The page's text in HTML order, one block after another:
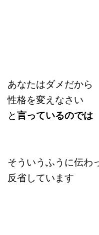
あなたはダメだから
性格を変えなさい
と言っているので
そういうふうに伝わ
反省しています